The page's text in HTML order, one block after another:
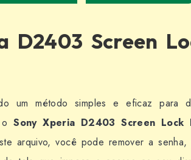
D2403 Screen
um método simples e eficaz para
oSony Xperia D2403 Screen Lock
arquivo, você pode remover a